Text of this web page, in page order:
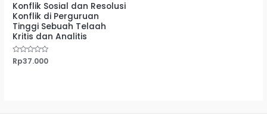
Konflik Sosial dan Resolusi
Konflik di Perguruan
Tinggi Sebuah Telaah
Kritis dan Analitis
Dinilai
0
Rp37.000